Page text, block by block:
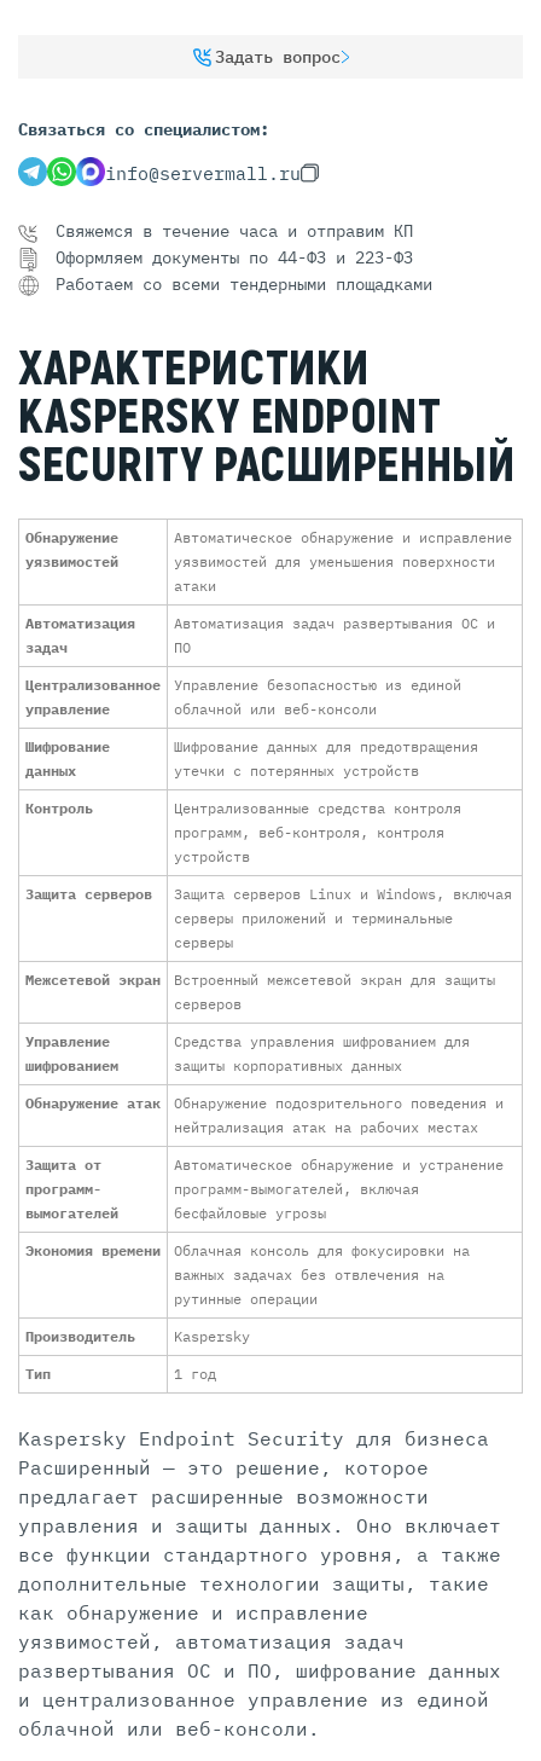
Задать вопрос
Связаться со специалистом:
info@servermall.ru
Свяжемся в течение часа и отправим КП
Оформляем документы по 44-ФЗ и 223-ФЗ
Работаем со всеми тендерными площадками
ХАРАКТЕРИСТИКИ
KASPERSKY ENDPOINT
SECURITY РАСШИРЕННЫЙ
Обнаружение
уязвимостей
Автоматическое обнаружение и исправление
уязвимостей для уменьшения поверхности
атаки
Автоматизация
задач
Автоматизация задач развертывания ОС и
ПО
Централизованное
управление
Управление безопасностью из единой
облачной или веб-консоли
Шифрование
данных
Шифрование данных для предотвращения
утечки с потерянных устройств
Контроль
Централизованные средства контроля
программ, веб-контроля, контроля
устройств
Защита серверов
Защита серверов Linux и Windows, включая
серверы приложений и терминальные
серверы
Межсетевой экран
Встроенный межсетевой экран для защиты
серверов
Управление
шифрованием
Средства управления шифрованием для
защиты корпоративных данных
Обнаружение атак
Обнаружение подозрительного поведения и
нейтрализация атак на рабочих местах
Защита от
программ-
вымогателей
Автоматическое обнаружение и устранение
программ-вымогателей, включая
бесфайловые угрозы
Экономия времени
Облачная консоль для фокусировки на
важных задачах без отвлечения на
рутинные операции
Производитель Kaspersky
Тип 1 год
Kaspersky Endpoint Security для бизнеса
Расширенный — это решение, которое
предлагает расширенные возможности
управления и защиты данных. Оно включает
все функции стандартного уровня, а также
дополнительные технологии защиты, такие
как обнаружение и исправление
уязвимостей, автоматизация задач
развертывания ОС и ПО, шифрование данных
и централизованное управление из единой
облачной или веб-консоли.